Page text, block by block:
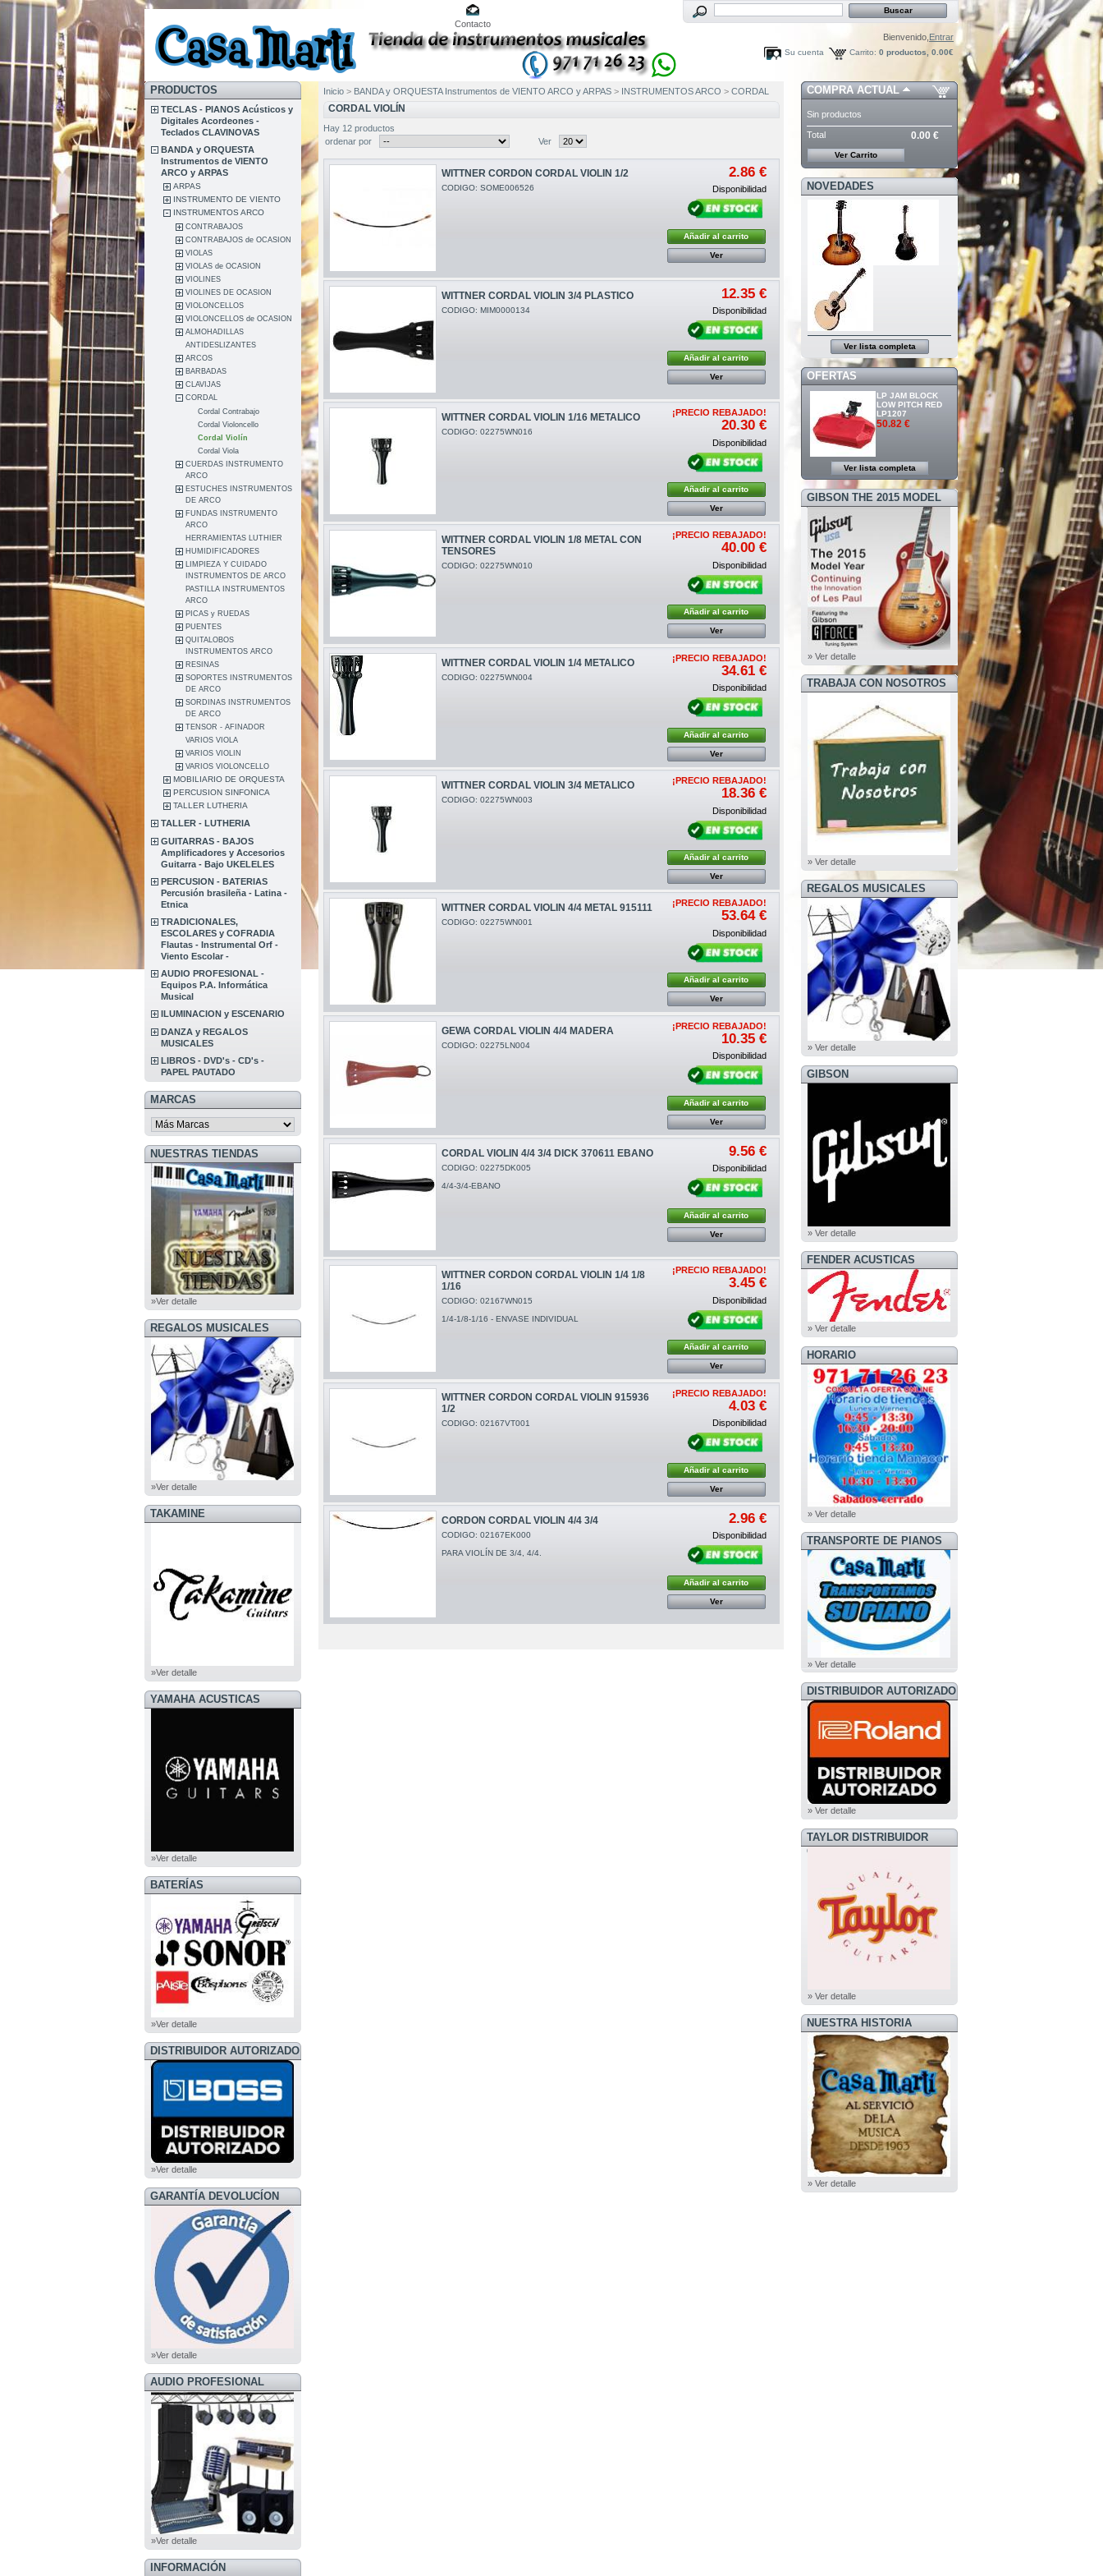
Contacto
Bienvenido, Entrar
Carrito: 0 productos, 0.00€
Su cuenta
PRODUCTOS
TECLAS - PIANOS Acústicos y
Digitales Acordeones -
Teclados CLAVINOVAS
BANDA y ORQUESTA
Instrumentos de VIENTO
ARCO y ARPAS
ARPAS
INSTRUMENTO DE VIENTO
INSTRUMENTOS ARCO
CONTRABAJOS
CONTRABAJOS de OCASION
VIOLAS
VIOLAS de OCASION
VIOLINES
VIOLINES DE OCASION
VIOLONCELLOS
VIOLONCELLOS de OCASION
ALMOHADILLAS
ANTIDESLIZANTES
ARCOS
BARBADAS
CLAVIJAS
CORDAL
Cordal Contrabajo
Cordal Violoncello
Cordal Violín
Cordal Viola
CUERDAS INSTRUMENTO
ARCO
ESTUCHES INSTRUMENTOS
DE ARCO
FUNDAS INSTRUMENTO
ARCO
HERRAMIENTAS LUTHIER
HUMIDIFICADORES
LIMPIEZA Y CUIDADO
INSTRUMENTOS DE ARCO
PASTILLA INSTRUMENTOS
ARCO
PICAS y RUEDAS
PUENTES
QUITALOBOS
INSTRUMENTOS ARCO
RESINAS
SOPORTES INSTRUMENTOS
DE ARCO
SORDINAS INSTRUMENTOS
DE ARCO
TENSOR - AFINADOR
VARIOS VIOLA
VARIOS VIOLIN
VARIOS VIOLONCELLO
MOBILIARIO DE ORQUESTA
PERCUSION SINFONICA
TALLER LUTHERIA
TALLER - LUTHERIA
GUITARRAS - BAJOS
Amplificadores y Accesorios
Guitarra - Bajo UKELELES
PERCUSION - BATERIAS
Percusión brasileña - Latina -
Etnica
TRADICIONALES,
ESCOLARES y COFRADIA
Flautas - Instrumental Orf -
Viento Escolar -
AUDIO PROFESIONAL -
Equipos P.A. Informática
Musical
ILUMINACION y ESCENARIO
DANZA y REGALOS
MUSICALES
LIBROS - DVD's - CD's -
PAPEL PAUTADO
MARCAS
NUESTRAS TIENDAS
»Ver detalle
REGALOS MUSICALES
»Ver detalle
TAKAMINE
»Ver detalle
YAMAHA ACUSTICAS
»Ver detalle
BATERÍAS
»Ver detalle
DISTRIBUIDOR AUTORIZADO
BOSS
»Ver detalle
GARANTÍA DEVOLUCÍON
»Ver detalle
AUDIO PROFESIONAL
»Ver detalle
INFORMACIÓN
Inicio > BANDA y ORQUESTA Instrumentos de VIENTO ARCO y ARPAS > INSTRUMENTOS ARCO > CORDAL
CORDAL VIOLÍN
Hay 12 productos
ordenar por
Ver
WITTNER CORDON CORDAL VIOLIN 1/2
CODIGO: SOME006526
2.86 €
Disponibilidad
Añadir al carrito
Ver
WITTNER CORDAL VIOLIN 3/4 PLASTICO
CODIGO: MIM0000134
12.35 €
Disponibilidad
Añadir al carrito
Ver
WITTNER CORDAL VIOLIN 1/16 METALICO
CODIGO: 02275WN016
¡PRECIO REBAJADO!
20.30 €
Disponibilidad
Añadir al carrito
Ver
WITTNER CORDAL VIOLIN 1/8 METAL CON
TENSORES
CODIGO: 02275WN010
¡PRECIO REBAJADO!
40.00 €
Disponibilidad
Añadir al carrito
Ver
WITTNER CORDAL VIOLIN 1/4 METALICO
CODIGO: 02275WN004
¡PRECIO REBAJADO!
34.61 €
Disponibilidad
Añadir al carrito
Ver
WITTNER CORDAL VIOLIN 3/4 METALICO
CODIGO: 02275WN003
¡PRECIO REBAJADO!
18.36 €
Disponibilidad
Añadir al carrito
Ver
WITTNER CORDAL VIOLIN 4/4 METAL 915111
CODIGO: 02275WN001
¡PRECIO REBAJADO!
53.64 €
Disponibilidad
Añadir al carrito
Ver
GEWA CORDAL VIOLIN 4/4 MADERA
CODIGO: 02275LN004
¡PRECIO REBAJADO!
10.35 €
Disponibilidad
Añadir al carrito
Ver
CORDAL VIOLIN 4/4 3/4 DICK 370611 EBANO
CODIGO: 02275DK005
4/4-3/4-EBANO
9.56 €
Disponibilidad
Añadir al carrito
Ver
WITTNER CORDON CORDAL VIOLIN 1/4 1/8
1/16
CODIGO: 02167WN015
1/4-1/8-1/16 - ENVASE INDIVIDUAL
¡PRECIO REBAJADO!
3.45 €
Disponibilidad
Añadir al carrito
Ver
WITTNER CORDON CORDAL VIOLIN 915936
1/2
CODIGO: 02167VT001
¡PRECIO REBAJADO!
4.03 €
Disponibilidad
Añadir al carrito
Ver
CORDON CORDAL VIOLIN 4/4 3/4
CODIGO: 02167EK000
PARA VIOLÍN DE 3/4, 4/4.
2.96 €
Disponibilidad
Añadir al carrito
Ver
COMPRA ACTUAL
Sin productos
Total 0.00 €
Ver Carrito
NOVEDADES
Ver lista completa
OFERTAS
LP JAM BLOCK
LOW PITCH RED
LP1207
50.82 €
Ver lista completa
GIBSON THE 2015 MODEL
YEAR
» Ver detalle
TRABAJA CON NOSOTROS
» Ver detalle
REGALOS MUSICALES
» Ver detalle
GIBSON
» Ver detalle
FENDER ACUSTICAS
» Ver detalle
HORARIO
» Ver detalle
TRANSPORTE DE PIANOS
» Ver detalle
DISTRIBUIDOR AUTORIZADO
ROLAND
» Ver detalle
TAYLOR DISTRIBUIDOR
OFICIAL
» Ver detalle
NUESTRA HISTORIA
» Ver detalle